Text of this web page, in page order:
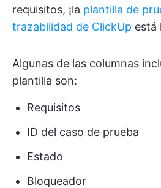
requisitos, ¡la plantilla de
trazabilidad de ClickUp está
Algunas de las columnas
plantilla son:
Requisitos
ID del caso de prueba
Estado
Bloqueador